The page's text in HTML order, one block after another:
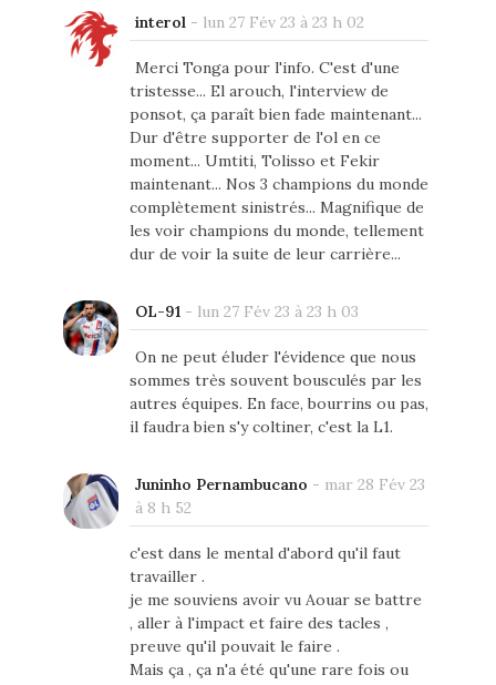
interol- lun 27 Fév 23 à 23 h 02
Merci Tonga pour l'info. C'est d'une
tristesse... El arouch, l'interview de
ponsot, ça paraît bien fade maintenant...
Dur d'être supporter de l'ol en ce
moment... Umtiti, Tolisso et Fekir
maintenant... Nos 3 champions du monde
complètement sinistrés... Magnifique de
les voir champions du monde, tellement
dur de voir la suite de leur carrière...
OL-91- lun 27 Fév 23 à 23 h 03
On ne peut éluder l'évidence que nous
sommes très souvent bousculés par les
autres équipes. En face, bourrins ou pas,
il faudra bien s'y coltiner, c'est la L1.
Juninho Pernambucano - mar 28 Fév 23
à 8 h 52
c'est dans le mental d'abord qu'il faut
travailler .
je me souviens avoir vu Aouar se battre
, aller à l'impact et faire des tacles ,
preuve qu'il pouvait le faire .
Mais ça , ça n'a été qu'une rare fois ou